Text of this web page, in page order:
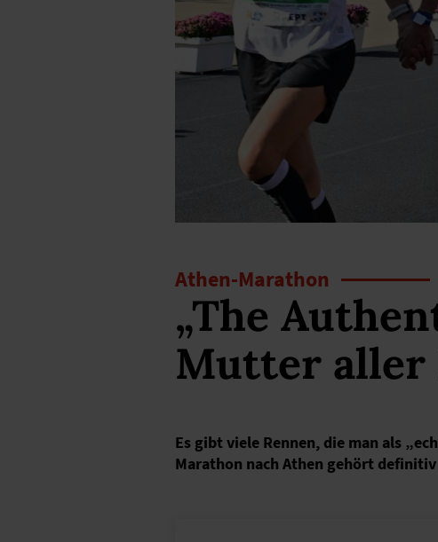
Athen-Marathon
„The
Mutter aller
Es gibt viele Rennen, die man als
Marathon nach Athen gehört definitiv